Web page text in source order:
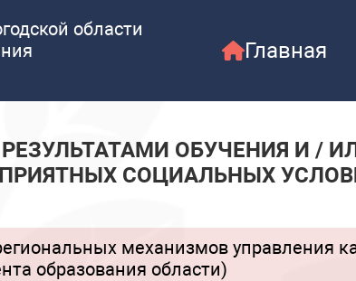
области
Главная
ОБУЧЕНИЯ И /
СОЦИАЛЬНЫХ
механизмов управления
образования области)